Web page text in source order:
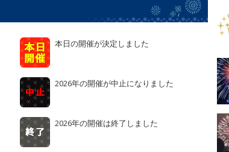
本日の開催が決定しました
2026年の開催が中止になりました
2026年の開催は終了しました